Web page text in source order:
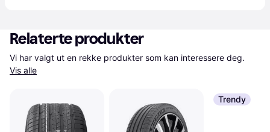
Relaterte produkter
Vis alle
Trendy